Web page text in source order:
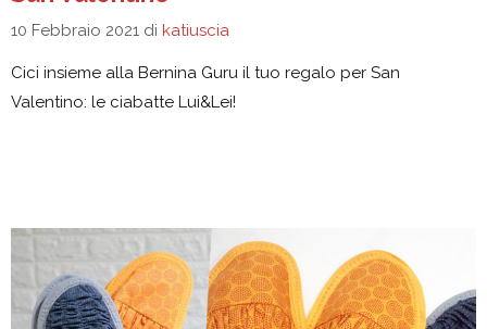
10 Febbraio 2021 di katiuscia
Cici insieme alla Bernina Guru il tuo regalo per San
Valentino: le ciabatte Lui&Lei!